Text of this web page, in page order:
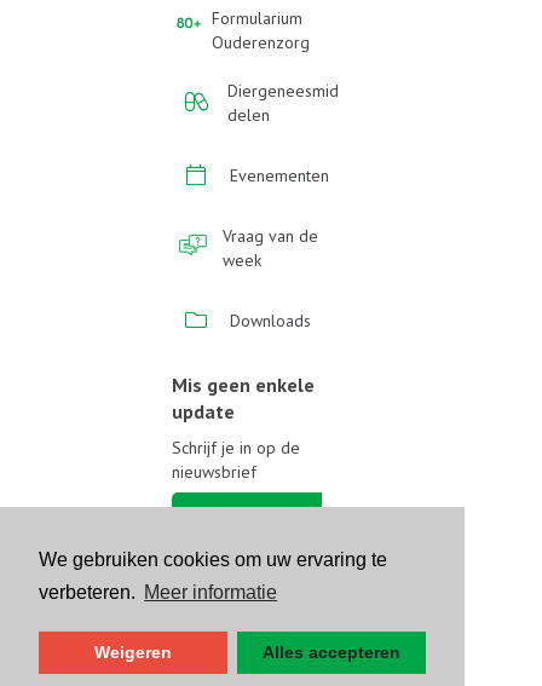
We gebruiken cookies om uw ervaring te
verbeteren. Meer informatie
Weigeren Alles accepteren
Formularium
Ouderenzorg
Diergeneesmid
delen
Evenementen
Vraag van de
week
Downloads
Mis geen enkele
update
Schrijf je in op de
nieuwsbrief
Volg ons op sociale media